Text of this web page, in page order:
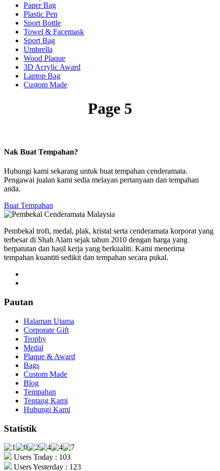
Paper Bag
Plastic Pen
Sport Bottle
Towel & Facemask
Sport Bag
Umbrella
Wood Plaque
3D Acrylic Award
Laptop Bag
Custom Made
Page 5
Nak Buat Tempahan?
Hubungi kami sekarang untuk buat tempahan cenderamata.
Pengawai jualan kami sedia melayan pertanyaan dan tempahan
anda.
Buat Tempahan
Pembekal trofi, medal, plak, kristal serta cenderamata korporat yang
terbesar di Shah Alam sejak tahun 2010 dengan harga yang
berpatutan dan hasil kerja yang berkualiti. Kami menerima
tempahan kuantiti sedikit dan tempahan secara pukal.
Pautan
Halaman Utama
Corporate Gift
Trophy
Medal
Plaque & Award
Bags
Custom Made
Blog
Tempahan
Tentang Kami
Hubungi Kami
Statistik
Users Today : 103
Users Yesterday : 123